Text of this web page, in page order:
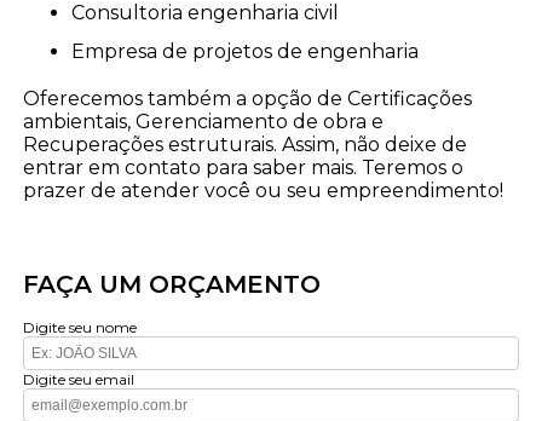
consultoria engenharia civil
empresa de projetos de engenharia
Oferecemos também a opção de Certificações
ambientais, Gerenciamento de obra e
Recuperações estruturais. Assim, não deixe de
entrar em contato para saber mais. Teremos o
prazer de atender você ou seu empreendimento!
FAÇA UM ORÇAMENTO
Digite seu nome
Digite seu email